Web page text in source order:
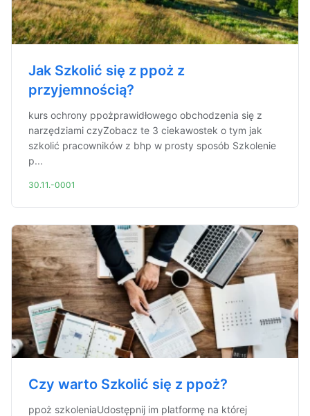
Jak Szkolić się z ppoż z
przyjemnością?
kurs ochrony ppożprawidłowego obchodzenia się z
narzędziami czyZobacz te 3 ciekawostek o tym jak
szkolić pracowników z bhp w prosty sposób Szkolenie
p...
30.11.-0001
Czy warto Szkolić się z ppoż?
ppoż szkoleniaUdostępnij im platformę na której